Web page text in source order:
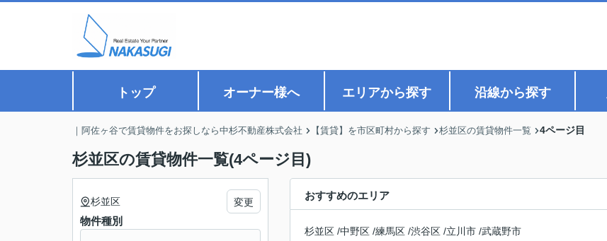
トップ オーナー様へ エリアから探す 沿線から探す
｜阿佐ヶ谷で賃貸物件をお探しなら中杉不動産株式会社 【賃貸】を市区町村から探す 杉並区の賃貸物件一覧 4ページ目
杉並区の賃貸物件一覧(4ページ目)
おすすめのエリア
杉並区 /中野区 /練馬区 /渋谷区 /立川市 /武蔵野市
杉並区 変更
物件種別